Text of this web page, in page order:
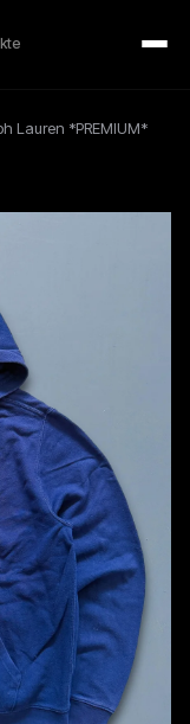
Lauren *PREMIUM*